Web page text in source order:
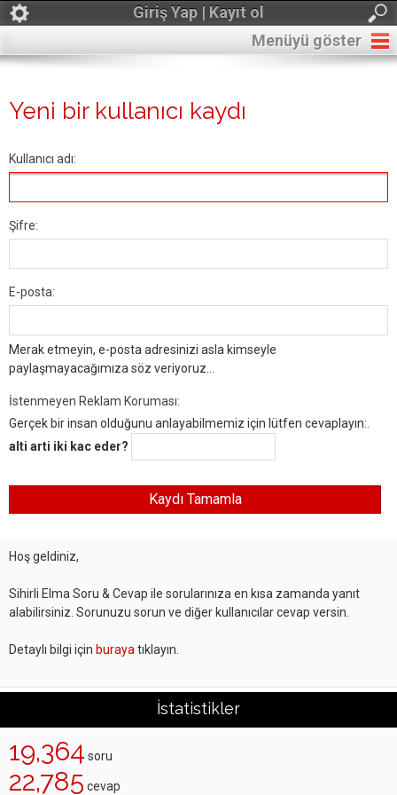
Giriş Yap | Kayıt ol
Menüyü göster
Yeni bir kullanıcı kaydı
Kullanıcı adı:
Şifre:
E-posta:
Merak etmeyin, e-posta adresinizi asla kimseyle
paylaşmayacağımıza söz veriyoruz...
İstenmeyen Reklam Koruması:
Gerçek bir insan olduğunu anlayabilmemiz için lütfen cevaplayın:.
alti arti iki kac eder?
Hoş geldiniz,
Sihirli Elma Soru & Cevap ile sorularınıza en kısa zamanda yanıt
alabilirsiniz. Sorunuzu sorun ve diğer kullanıcılar cevap versin.
Detaylı bilgi için buraya tıklayın.
İstatistikler
19,364 soru
22,785 cevap